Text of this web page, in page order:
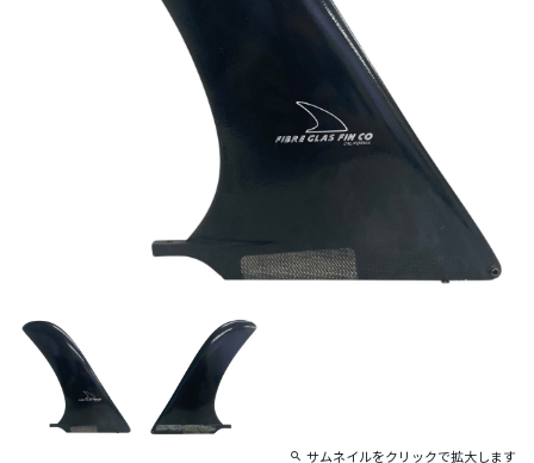
サムネイルをクリックで拡大します